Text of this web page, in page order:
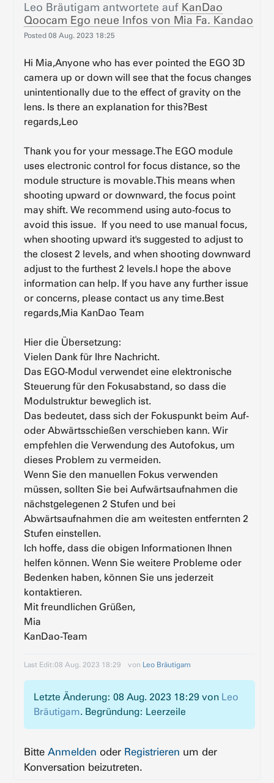
Leo Bräutigam antwortete auf KanDao
Qoocam Ego neue Infos von Mia Fa. Kandao
Posted08 Aug. 2023 18:25
Hi Mia,Anyone who has ever pointed the EGO 3D
camera up or down will see that the focus changes
unintentionally due to the effect of gravity on the
lens. Is there an explanation for this?Best
regards,Leo
Thank you for your message.The EGO module
uses electronic control for focus distance, so the
module structure is movable.This means when
shooting upward or downward, the focus point
may shift. We recommend using auto-focus to
avoid this issue. If you need to use manual focus,
when shooting upward it's suggested to adjust to
the closest 2 levels, and when shooting downward
adjust to the furthest 2 levels.I hope the above
information can help. If you have any further issue
or concerns, please contact us any time.Best
regards,Mia KanDao Team
Hier die Übersetzung:
Vielen Dank für Ihre Nachricht.
Das EGO-Modul verwendet eine elektronische
Steuerung für den Fokusabstand, so dass die
Modulstruktur beweglich ist.
Das bedeutet, dass sich der Fokuspunkt beim Auf-
oder Abwärtsschießen verschieben kann. Wir
empfehlen die Verwendung des Autofokus, um
dieses Problem zu vermeiden.
Wenn Sie den manuellen Fokus verwenden
müssen, sollten Sie bei Aufwärtsaufnahmen die
nächstgelegenen 2 Stufen und bei
Abwärtsaufnahmen die am weitesten entfernten 2
Stufen einstellen.
Ich hoffe, dass die obigen Informationen Ihnen
helfen können. Wenn Sie weitere Probleme oder
Bedenken haben, können Sie uns jederzeit
kontaktieren.
Mit freundlichen Grüßen,
Mia
KanDao-Team
Last Edit:08 Aug. 2023 18:29 von Leo Bräutigam
Letzte Änderung: 08 Aug. 2023 18:29 von Leo
Bräutigam. Begründung: Leerzeile
BitteAnmelden oder Registrieren um der
Konversation beizutreten.